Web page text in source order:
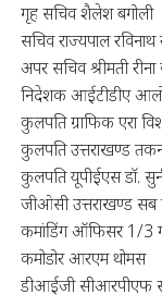
गृह सचिव शैलेश बगोली
सचिव राज्यपाल रविनाथ
अपर सचिव श्रीमती रीना
निदेशक आईटीडीए
कुलपति ग्राफिक एरा
कुलपति उत्तराखण्ड
कुलपति यूपीईएस डॉ.
जीओसी उत्तराखण्ड सब
कमांडिंग ऑफिसर 1/3
कमोडोर आरएम थोमस
डीआईजी सीआरपीएफ